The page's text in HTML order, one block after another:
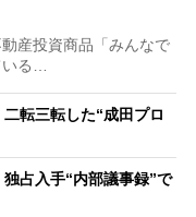
産投資商品「みんなで
いる…
転三転した“成田プロ
独占入手“内部議事録”で